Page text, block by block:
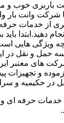
باربری خوب و
وانت بار
از خدمات حرفه
دهید.ابتدا
ویژگی هایی
حمل و نقل در
های معتبر
و تجهیزات
در حکیمیه و
خدمات حرفه ای